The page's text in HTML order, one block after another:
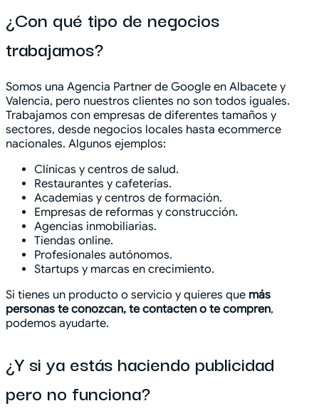
¿Con qué tipo de negocios
trabajamos?
Somos una Agencia Partner de Google en Albacete y
Valencia, pero nuestros clientes no son todos iguales.
Trabajamos con empresas de diferentes tamaños y
sectores, desde negocios locales hasta ecommerce
nacionales. Algunos ejemplos:
Clínicas y centros de salud.
Restaurantes y cafeterías.
Academias y centros de formación.
Empresas de reformas y construcción.
Agencias inmobiliarias.
Tiendas online.
Profesionales autónomos.
Startups y marcas en crecimiento.
Si tienes un producto o servicio y quieres que más
personas te conozcan, te contacten o te compren,
podemos ayudarte.
¿Y si ya estás haciendo publicidad
pero no funciona?